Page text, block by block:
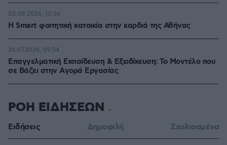
Η Smart φοιτητική κατοικία στην καρδιά της Αθήνας
03.08.2026, 10:56
Επαγγελματική Εκπαίδευση & Εξειδίκευση: Το Mοντέλο που
σε Bάζει στην Aγορά Eργασίας
26.07.2026, 09:54
ΡΟΗ ΕΙΔΗΣΕΩΝ
Ειδήσεις Δημοφιλή Σχολιασμένα